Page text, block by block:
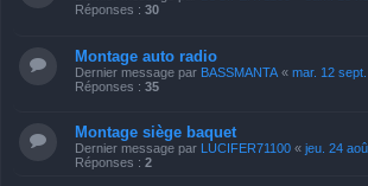
Réponses : 30
Montage auto radio
Dernier message par BASSMANTA « mar. 12
Réponses : 35
Montage siège baquet
Dernier message par LUCIFER71100 « jeu. 24
Réponses : 2